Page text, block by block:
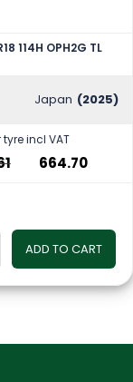
114H OPH2G TL
Japan (2025)
tyre incl VAT
664.70
ADD TO CART